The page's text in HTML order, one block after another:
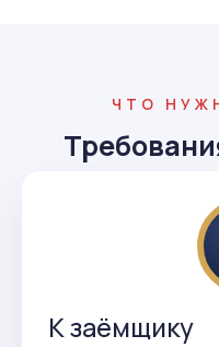
ЧТО
К заёмщику